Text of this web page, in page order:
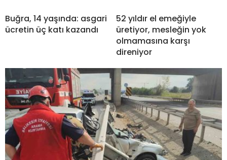
Buğra, 14 yaşında: asgari
ücretin üç katı kazandı
52 yıldır el emeğiyle
üretiyor, mesleğin yok
olmamasına karşı
direniyor